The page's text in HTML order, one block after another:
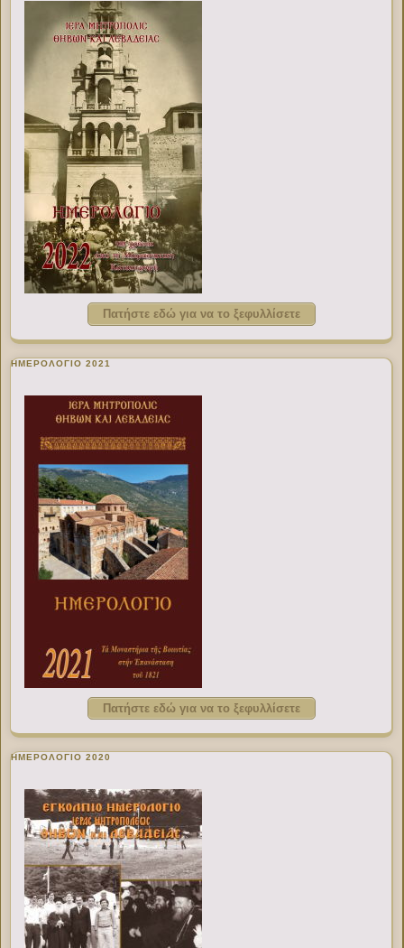
Πατήστε εδώ για να το ξεφυλλίσετε
ΗΜΕΡΟΛΟΓΙΟ 2021
Πατήστε εδώ για να το ξεφυλλίσετε
ΗΜΕΡΟΛΟΓΙΟ 2020